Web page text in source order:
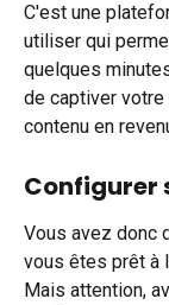
C'est une
utiliser qui
quelques
de captiver
contenu en
Configurer
Vous avez donc
vous êtes prêt à
Mais attention,